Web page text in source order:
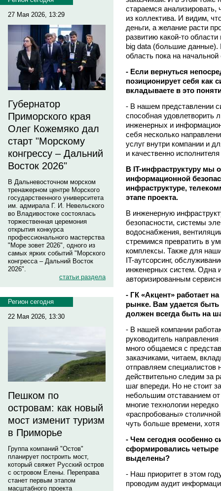
27 Мая 2026, 13:29
Губернатор
Приморского края
Олег Кожемяко дал
старт "Морскому
конгрессу – Дальний
Восток 2026"
В Дальневосточном морском
тренажерном центре Морского
государственного университета
им. адмирала Г. И. Невельского
во Владивостоке состоялась
торжественная церемония
открытия конкурса
профессионального мастерства
"Море зовет 2026", одного из
самых ярких событий "Морского
конгресса – Дальний Восток
2026".
статьи раздела
Регион сегодня
22 Мая 2026, 13:30
Пешком по
островам: как новый
мост изменит туризм
в Приморье
Группа компаний "Остов"
планирует построить мост,
который свяжет Русский остров
с островом Елены. Переправа
станет первым этапом
масштабного проекта
стараемся анализировать,
из коллектива. И видим,
деньги, а желание расти
развитию какой-то
big data (большие
область пока на
- Если вернуться
позиционирует себя как
вкладываете в это
- В нашем представлении
способная удовлетворить
инженерных и
себя несколько
услуг внутри компании и
и качественно
В IT-инфраструктуру мы
информационной
инфраструктуре,
этапе проекта.
В инженерную
безопасности, системы
водоснабжения,
стремимся превратить в
комплексы. Также для
IT-аутсорсинг,
инженерных систем. Одна
авторизированным
- ГК «Акцент» работает
рынке. Вам удается быть
должен всегда быть на
- В нашей компании
руководитель
много общаемся с
заказчиками, читаем,
отправляем
действительно следим за
шаг впереди. Но не стоит
небольшим отставанием
многие технологии
«распробованы»
чуть больше времени,
- Чем сегодня особенно
сформировались четыре
выделены?
- Наш приоритет в этом
проводим аудит